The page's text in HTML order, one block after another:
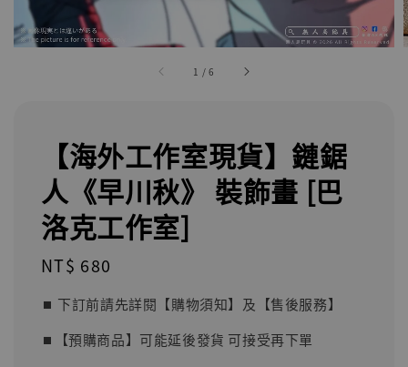
1 /6
【海外工作室現貨】鏈鋸
人《早川秋》 裝飾畫 [巴
洛克工作室]
Regular
NT$ 680
⏹︎ 下訂前請先詳閱【購物須知】及【售後服務】
⏹︎【預購商品】可能延後發貨 可接受再下單